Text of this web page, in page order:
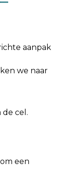
aanpak
we naar
cel.
een